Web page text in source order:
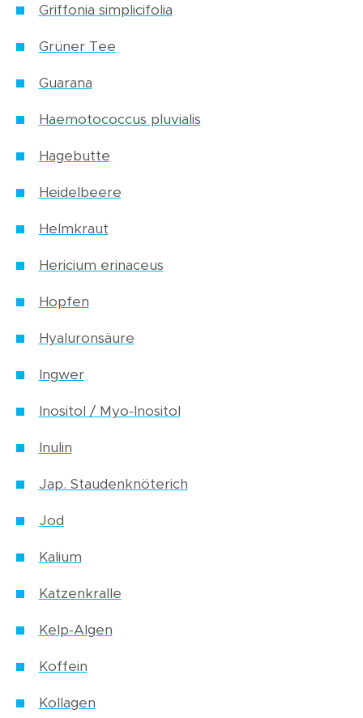
Griffonia simplicifolia
Grüner Tee
Guarana
Haemotococcus pluvialis
Hagebutte
Heidelbeere
Helmkraut
Hericium erinaceus
Hopfen
Hyaluronsäure
Ingwer
Inositol / Myo-Inositol
Inulin
Jap. Staudenknöterich
Jod
Kalium
Katzenkralle
Kelp-Algen
Koffein
Kollagen